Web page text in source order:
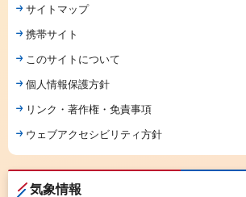
サイトマップ
携帯サイト
このサイトについて
個人情報保護方針
リンク・著作権・免責事項
ウェブアクセシビリティ方針
気象情報